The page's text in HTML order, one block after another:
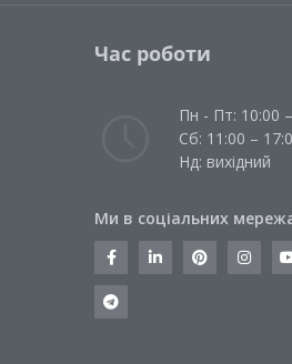
Час роботи
Пн - Пт: 10:00
Сб: 11:00 –
Нд: вихідний
Ми в соціальних